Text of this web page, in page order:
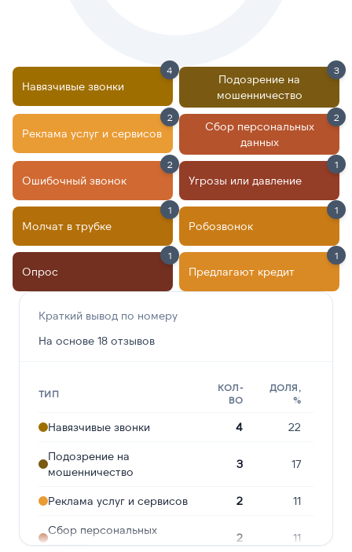
Навязчивые звонки
4
Подозрение на
мошенничество
3
Реклама услуг и сервисов
2
Сбор персональных
данных
2
Ошибочный звонок
2
Угрозы или давление
1
Молчат в трубке
1
Робозвонок
1
Опрос
1
Предлагают кредит
1
Краткий вывод по номеру
На основе 18 отзывов
ТИП
КОЛ-
ВО
ДОЛЯ,
%
Навязчивые звонки 4 22
Подозрение на
мошенничество
3 17
Реклама услуг и сервисов 2 11
Сбор персональных
данных
2 11